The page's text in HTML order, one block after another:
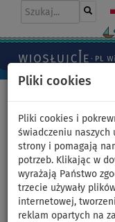
Pliki cookies
Pliki cookies i
świadczeniu naszych
strony i pomagają
potrzeb. Klikając w
wyrażają Państwo
trzecie używały
internetowej,
reklam opartych na
rozmiar: